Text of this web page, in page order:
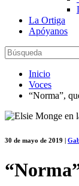
La Ortiga
Apóyanos
Inicio
Voces
“Norma”,
30 de mayo de 2019 |